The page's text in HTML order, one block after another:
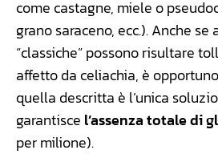
come castagne, miele o
grano saraceno, ecc.). Anche se
“classiche” possono risultare
affetto da celiachia, è
quella descritta è l’unica
garantisce l’assenza totale di
per milione).